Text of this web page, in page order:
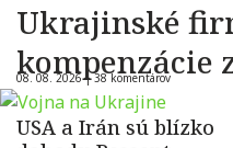
Ukrajinské
kompenzácie
08. 08. 2026 |38 komentárov
USA a Irán sú blízko